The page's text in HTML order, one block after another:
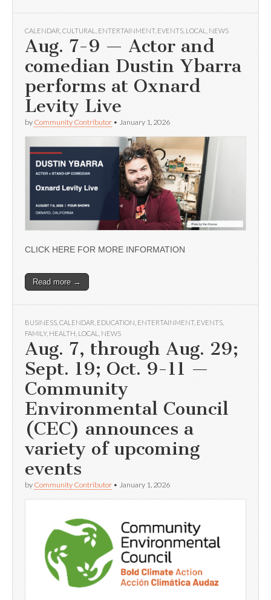
CALENDAR CULTURAL ENTERTAINMENT, EVENTS LOCAL NEWS
Aug. 7-9 — Actor and
comedian Dustin Ybarra
performs at Oxnard
Levity Live
by Community Contributor • January 1, 2026
CLICK HERE FOR MORE INFORMATION
Read more →
BUSINESS CALENDAR EDUCATION ENTERTAINMENT, EVENTS
FAMILY, HEALTH LOCAL NEWS
Aug. 7, through Aug. 29;
Sept. 19; Oct. 9-11 —
Community
Environmental Council
(CEC) announces a
variety of upcoming
events
by Community Contributor • January 1, 2026